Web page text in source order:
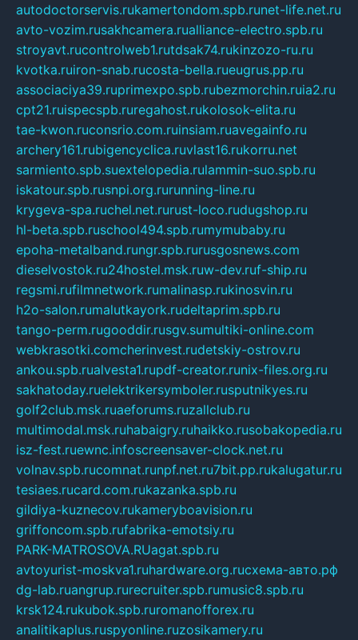
autodoctorservis.rukamertondom.spb.runet-life.net.ru
avto-vozim.rusakhcamera.rualliance-electro.spb.ru
stroyavt.rucontrolweb1.rutdsak74.rukinzozo-ru.ru
kvotka.ruiron-snab.rucosta-bella.rueugrus.pp.ru
associaciya39.ruprimexpo.spb.rubezmorchin.ruia2.ru
cpt21.ruispecspb.ruregahost.rukolosok-elita.ru
tae-kwon.ruconsrio.com.ruinsiam.ruavegainfo.ru
archery161.rubigencyclica.ruvlast16.rukorru.net
sarmiento.spb.suextelopedia.rulammin-suo.spb.ru
iskatour.spb.rusnpi.org.rurunning-line.ru
krygeva-spa.ruchel.net.rurust-loco.rudugshop.ru
hl-beta.spb.ruschool494.spb.rumymubaby.ru
epoha-metalband.rungr.spb.rurusgosnews.com
dieselvostok.ru24hostel.msk.ruw-dev.ruf-ship.ru
regsmi.rufilmnetwork.rumalinasp.rukinosvin.ru
h2o-salon.rumalutkayork.rudeltaprim.spb.ru
tango-perm.rugooddir.rusgv.sumultiki-online.com
webkrasotki.comcherinvest.rudetskiy-ostrov.ru
ankou.spb.rualvesta1.rupdf-creator.runix-files.org.ru
sakhatoday.ruelektrikersymboler.rusputnikyes.ru
golf2club.msk.ruaeforums.ruzallclub.ru
multimodal.msk.ruhabaigry.ruhaikko.rusobakopedia.ru
isz-fest.ruewnc.infoscreensaver-clock.net.ru
volnav.spb.rucomnat.runpf.net.ru7bit.pp.rukalugatur.ru
tesiaes.rucard.com.rukazanka.spb.ru
gildiya-kuznecov.rukameryboavision.ru
griffoncom.spb.rufabrika-emotsiy.ru
PARK-MATROSOVA.RUagat.spb.ru
avtoyurist-moskva1.ruhardware.org.ruсхема-авто.рф
dg-lab.ruangrup.rurecruiter.spb.rumusic8.spb.ru
krsk124.rukubok.spb.ruromanofforex.ru
analitikaplus.ruspyonline.ruzosikamery.ru